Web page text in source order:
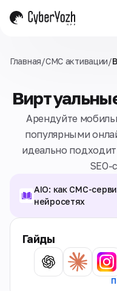
Главная/СМС активации/
Арендуйте
популярными
идеально
SEO-
AIO: как СМС-
нейросетях
Гайды